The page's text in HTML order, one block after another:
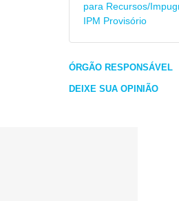
para Recursos/
IPM Provisório
ÓRGÃO RESPONSÁVEL
DEIXE SUA OPINIÃO